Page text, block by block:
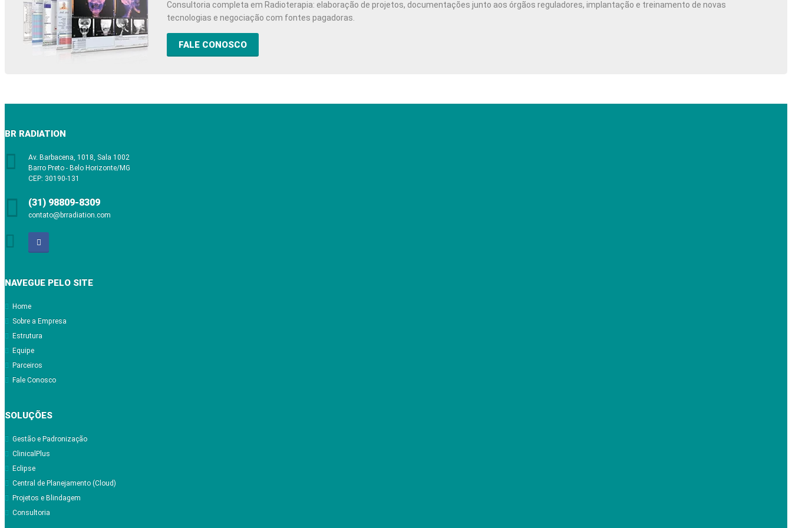
Consultoria completa em Radioterapia: elaboração de projetos, documentações junto aos órgãos reguladores, implantação e treinamento de novas
tecnologias e negociação com fontes pagadoras.
FALE CONOSCO
BR RADIATION
Av. Barbacena, 1018, Sala 1002
Barro Preto - Belo Horizonte/MG
CEP: 30190-131
(31) 98809-8309
contato@brradiation.com
NAVEGUE PELO SITE
Home
Sobre a Empresa
Estrutura
Equipe
Parceiros
Fale Conosco
SOLUÇÕES
Gestão e Padronização
ClinicalPlus
Eclipse
Central de Planejamento (Cloud)
Projetos e Blindagem
Consultoria